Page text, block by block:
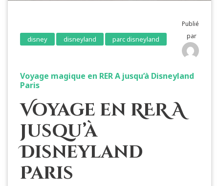
disney disneyland parc disneyland
Publié
par
Voyage magique en RER A jusqu’à Disneyland
Paris
Voyage en RER A
jusqu’à
Disneyland
Paris